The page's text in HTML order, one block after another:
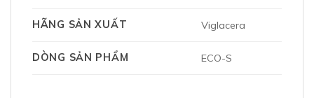
HÃNG SẢN XUẤT Viglacera
DÒNG SẢN PHẨM ECO-S